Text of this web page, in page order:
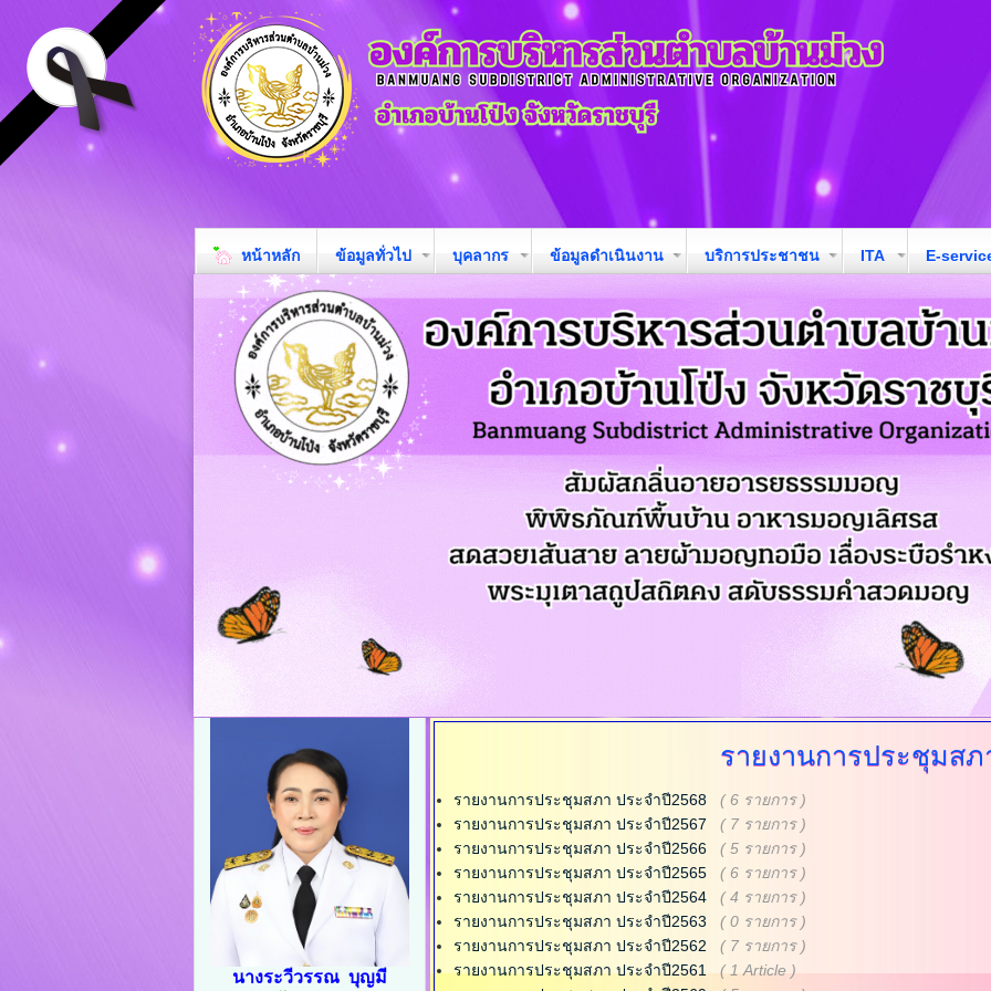
หน้าหลัก ข้อมูลทั่วไป บุคลากร ข้อมูลดำเนินงาน บริการประชาชน ITA E-
รายงานการประชุมสภ
รายงานการประชุมสภา ประจำปี2568
( 6 รายการ )
รายงานการประชุมสภา ประจำปี2567
( 7 รายการ )
รายงานการประชุมสภา ประจำปี2566
( 5 รายการ )
รายงานการประชุมสภา ประจำปี2565
( 6 รายการ )
รายงานการประชุมสภา ประจำปี2564
( 4 รายการ )
รายงานการประชุมสภา ประจำปี2563
( 0 รายการ )
รายงานการประชุมสภา ประจำปี2562
( 7 รายการ )
รายงานการประชุมสภา ประจำปี2561
( 1 Article )
นางระวีวรรณ บุญมี